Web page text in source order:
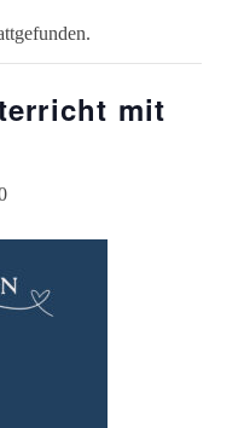
mit